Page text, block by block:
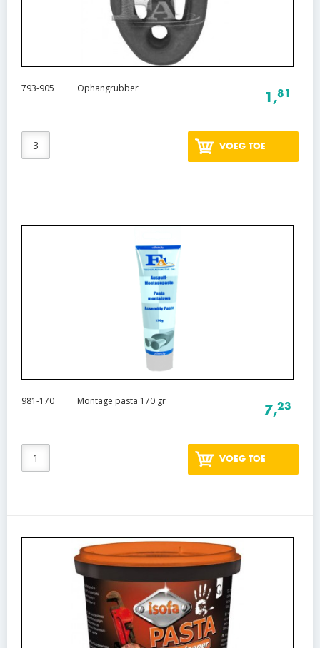
793-905 Ophangrubber
1,81
VOEG TOE
981-170 Montage pasta 170 gr
7,23
VOEG TOE